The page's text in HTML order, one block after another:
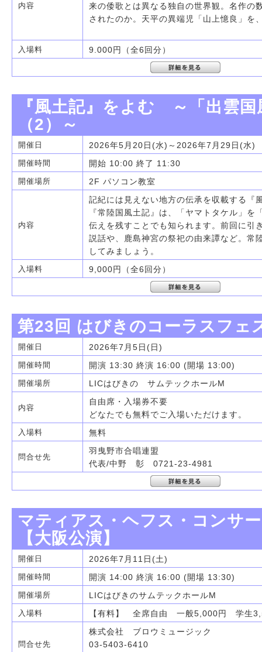
内容
来の倭歌とは異なる独自の世界観。名作の
されたのか。天平の異端児「山上憶良」を
入場料 9.000円（全6回分）
『風土記』をよむ ～「出雲国
（2）～
開催日 2026年5月20日(水)～2026年7月29日(水)
開催時間 開始 10:00 終了 11:30
開催場所 2F パソコン教室
内容
記紀には見えない地方の伝承を収載する『
『常陸国風土記』は、「ヤマトタケル」を
伝えを残すことでも知られます。前回に引
説話や、鹿島神宮の祭祀の由来譚など。常
してみましょう。
入場料 9,000円（全6回分）
第23回 はびきのコーラスフェ
開催日 2026年7月5日(日)
開催時間 開演 13:30 終演 16:00 (開場 13:00)
開催場所 LICはびきの サムテックホールM
内容
自由席・入場券不要
どなたでも無料でご入場いただけます。
入場料 無料
問合せ先
羽曳野市合唱連盟
代表/中野 彰 0721-23-4981
マティアス・ヘフス・コンサ
【大阪公演】
開催日 2026年7月11日(土)
開催時間 開演 14:00 終演 16:00 (開場 13:30)
開催場所 LICはびきのサムテックホールM
入場料 【有料】 全席自由 一般5,000円 学生
問合せ先
株式会社 ブロウミュージック
03-5403-6410